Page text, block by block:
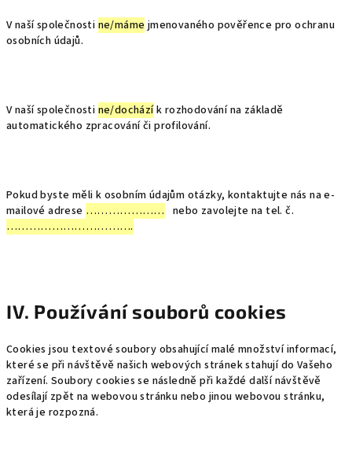
V naší společnosti ne/máme jmenovaného pověřence pro ochranu
osobních údajů.
V naší společnosti ne/docházík rozhodování na základě
automatického zpracování či profilování.
Pokud byste měli k osobním údajům otázky, kontaktujte nás na e-
mailové adrese …………………
nebo zavolejte na tel. č.
…………………………….
IV. Používání souborů cookies
Cookies jsou textové soubory obsahující malé množství informací,
které se při návštěvě našich webových stránek stahují do Vašeho
zařízení. Soubory cookies se následně při každé další návštěvě
odesílají zpět na webovou stránku nebo jinou webovou stránku,
která je rozpozná.